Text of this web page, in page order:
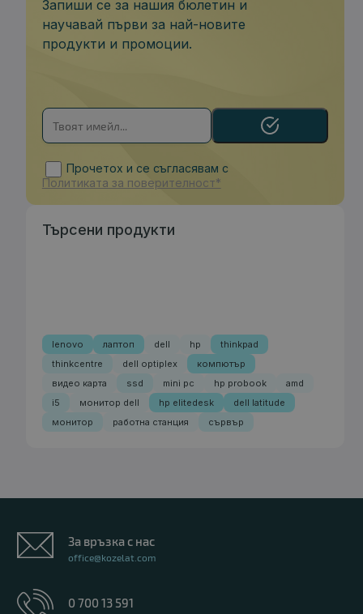
Запиши се за нашия бюлетин и
научавай първи за най-новите
продукти и промоции.
Прочетох и се съгласявам с
Политиката за поверителност*
Търсени продукти
lenovo лаптоп dell hp
thinkpad
thinkcentre
dell optiplex
компютър
видео карта
ssd mini pc hp probook
amd
i5
монитор dell hp elitedesk
dell latitude
монитор
работна станция сървър
За връзка с нас
office@kozelat.com
0 700 13 591